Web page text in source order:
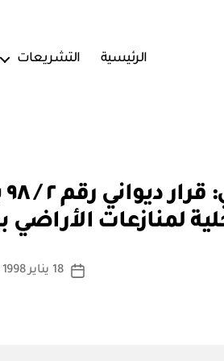
الرئيسية التشريعات
لمنازعات
كاتب
بو
ة
تاريخ
18 يناير 1998